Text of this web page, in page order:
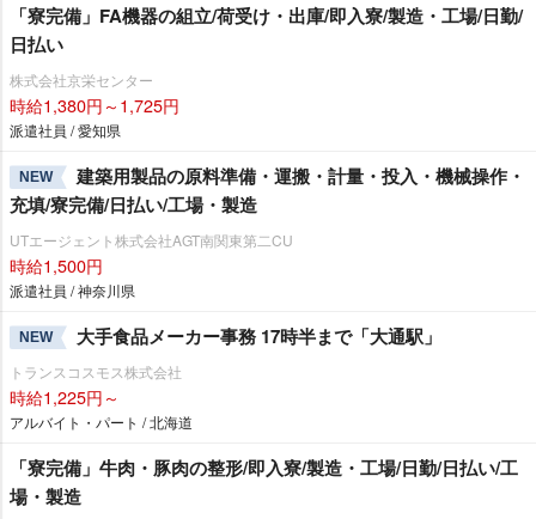
「寮完備」FA機器の組立/荷受け・出庫/即入寮/製造・工場/日勤/
日払い
株式会社京栄センター
時給1,380円～1,725円
派遣社員 / 愛知県
NEW
建築用製品の原料準備・運搬・計量・投入・機械操作・
充填/寮完備/日払い/工場・製造
UTエージェント株式会社AGT南関東第二CU
時給1,500円
派遣社員 / 神奈川県
NEW 大手食品メーカー事務 17時半まで「大通駅」
トランスコスモス株式会社
時給1,225円～
アルバイト・パート / 北海道
「寮完備」牛肉・豚肉の整形/即入寮/製造・工場/日勤/日払い/工
場・製造